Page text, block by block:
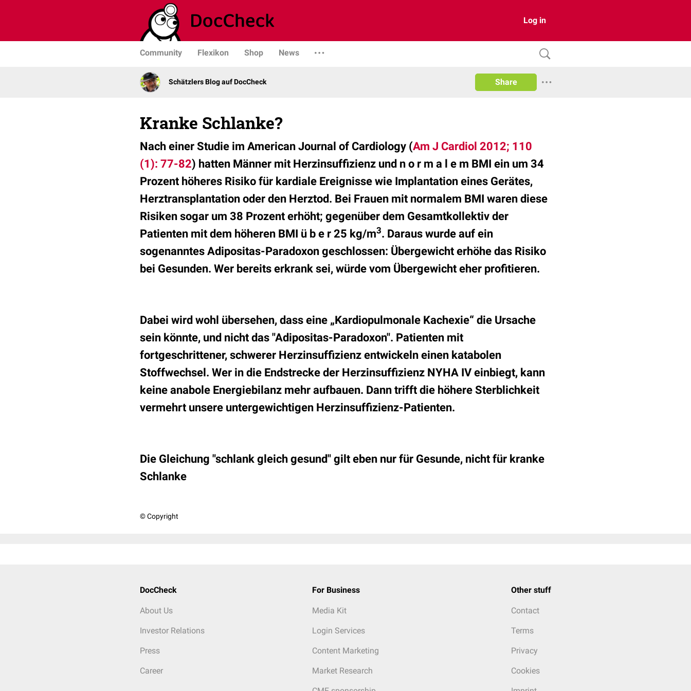
Log in
Community Flexikon Shop News
Schätzlers Blog auf DocCheck Share
Kranke Schlanke?
Nach einer Studie im American Journal of Cardiology (Am J Cardiol 2012; 110
(1): 77-82) hatten Männer mit Herzinsuffizienz und n o r m a l e m BMI ein um 34
Prozent höheres Risiko für kardiale Ereignisse wie Implantation eines Gerätes,
Herztransplantation oder den Herztod. Bei Frauen mit normalem BMI waren diese
Risiken sogar um 38 Prozent erhöht; gegenüber dem Gesamtkollektiv der
Patienten mit dem höheren BMI ü b e r 25 kg/m3. Daraus wurde auf ein
sogenanntes Adipositas-Paradoxon geschlossen: Übergewicht erhöhe das Risiko
bei Gesunden. Wer bereits erkrank sei, würde vom Übergewicht eher profitieren.
Dabei wird wohl übersehen, dass eine „Kardiopulmonale Kachexie“ die Ursache
sein könnte, und nicht das "Adipositas-Paradoxon". Patienten mit
fortgeschrittener, schwerer Herzinsuffizienz entwickeln einen katabolen
Stoffwechsel. Wer in die Endstrecke der Herzinsuffizienz NYHA IV einbiegt, kann
keine anabole Energiebilanz mehr aufbauen. Dann trifft die höhere Sterblichkeit
vermehrt unsere untergewichtigen Herzinsuffizienz-Patienten.
Die Gleichung "schlank gleich gesund" gilt eben nur für Gesunde, nicht für kranke
Schlanke
© Copyright
DocCheck
About Us
Investor Relations
Press
Career
For Business
Media Kit
Login Services
Content Marketing
Market Research
Other stuff
Contact
Terms
Privacy
Cookies